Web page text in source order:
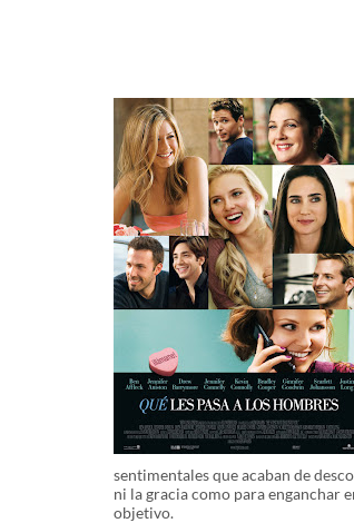
sentimentales que acaban de
ni la gracia como para enganchar
objetivo.